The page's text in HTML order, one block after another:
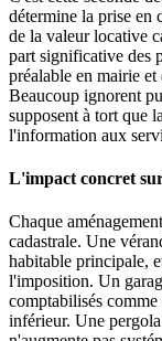
détermine la prise en
de la valeur locative
part significative des
préalable en mairie
Beaucoup ignorent
supposent à tort que
l'information aux
L'impact concret
Chaque
cadastrale. Une
habitable principale,
l'imposition. Un
comptabilisés
inférieur. Une